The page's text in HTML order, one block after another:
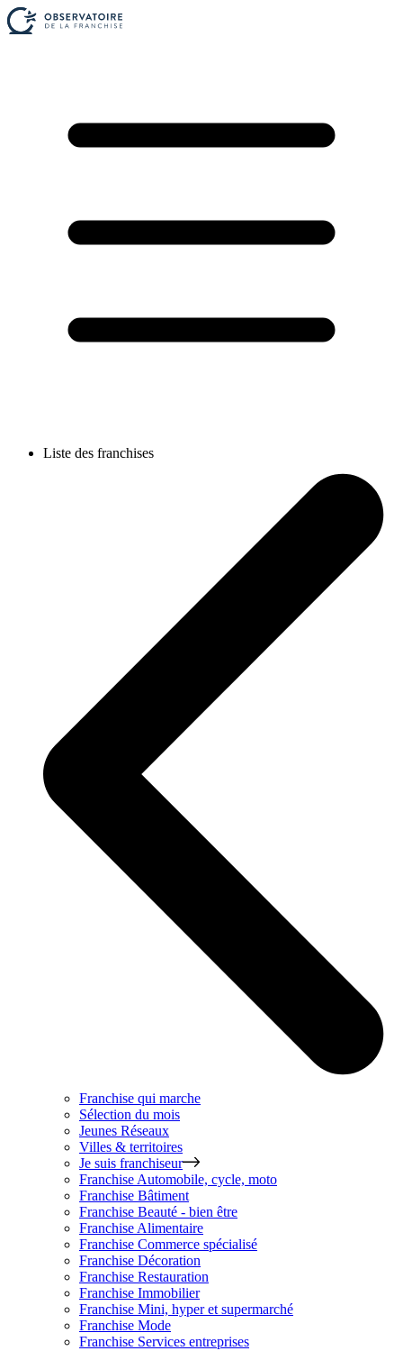
Liste des franchises
Franchise qui marche
Sélection du mois
Jeunes Réseaux
Villes & territoires
Je suis franchiseur
Franchise Automobile, cycle, moto
Franchise Bâtiment
Franchise Beauté - bien être
Franchise Alimentaire
Franchise Commerce spécialisé
Franchise Décoration
Franchise Restauration
Franchise Immobilier
Franchise Mini, hyper et supermarché
Franchise Mode
Franchise Services entreprises